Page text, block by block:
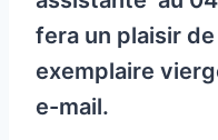
fera un plaisir
exemplaire
e-mail.